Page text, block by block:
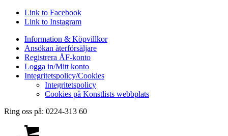
Link to Facebook
Link to Instagram
Information & Köpvillkor
Ansökan återförsäljare
Registrera ÅF-konto
Logga in/Mitt konto
Integritetspolicy/Cookies
Integritetspolicy
Cookies på Konstlists webbplats
Ring oss på: 0224-313 60